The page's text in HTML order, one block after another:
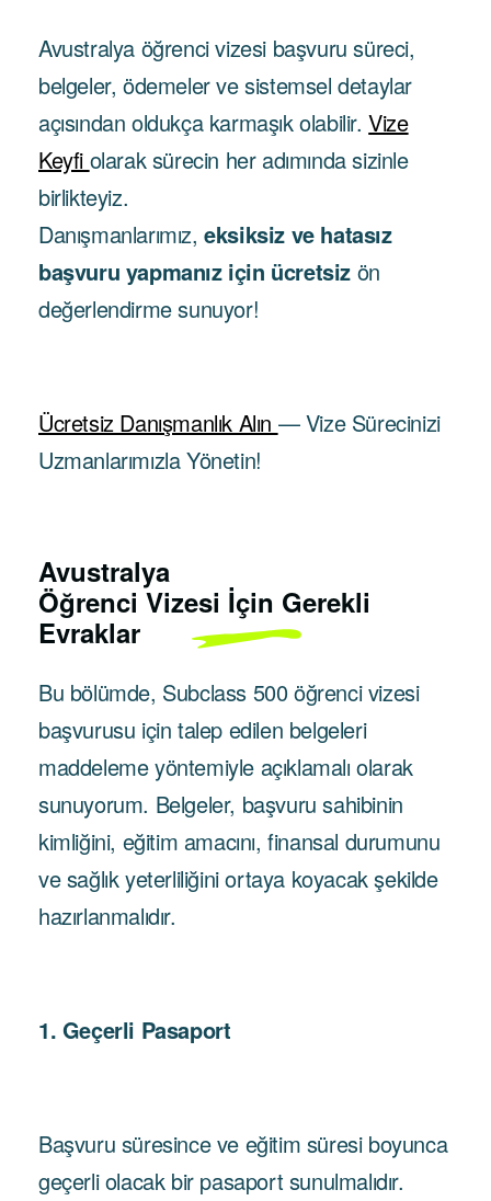
Avustralya öğrenci vizesi başvuru süreci,
belgeler, ödemeler ve sistemsel detaylar
açısından oldukça karmaşık olabilir.Vize
Keyfi olarak sürecin her adımında sizinle
birlikteyiz.
Danışmanlarımız,eksiksiz ve hatasız
başvuru yapmanız için ücretsiz ön
değerlendirme sunuyor!
Ücretsiz Danışmanlık Alın — Vize Sürecinizi
Uzmanlarımızla Yönetin!
Avustralya
Öğrenci Vizesi İçin Gerekli
Evraklar
Bu bölümde, Subclass 500 öğrenci vizesi
başvurusu için talep edilen belgeleri
maddeleme yöntemiyle açıklamalı olarak
sunuyorum. Belgeler, başvuru sahibinin
kimliğini, eğitim amacını, finansal durumunu
ve sağlık yeterliliğini ortaya koyacak şekilde
hazırlanmalıdır.
1. Geçerli Pasaport
Başvuru süresince ve eğitim süresi boyunca
geçerli olacak bir pasaport sunulmalıdır.